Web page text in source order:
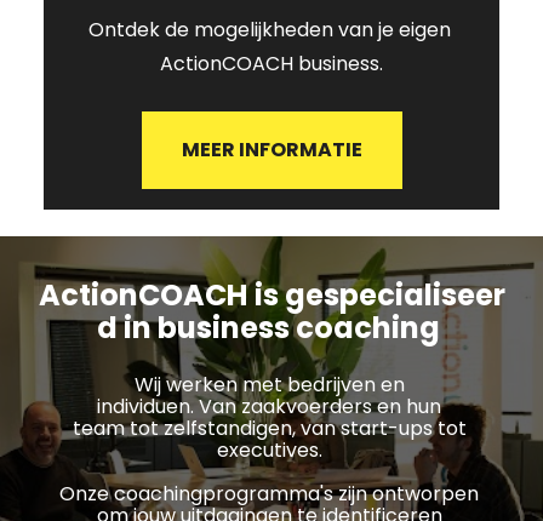
Ontdek de mogelijkheden van je eigen
ActionCOACH business.
MEER INFORMATIE
ActionCOACHis gespecialiseer
d in business coaching
Wij werken met bedrijven en
individuen. Van zaakvoerders en hun
team tot zelfstandigen, van start-ups tot
executives.
Onze coachingprogramma's zijn ontworpen
om jouw uitdagingen te identificeren